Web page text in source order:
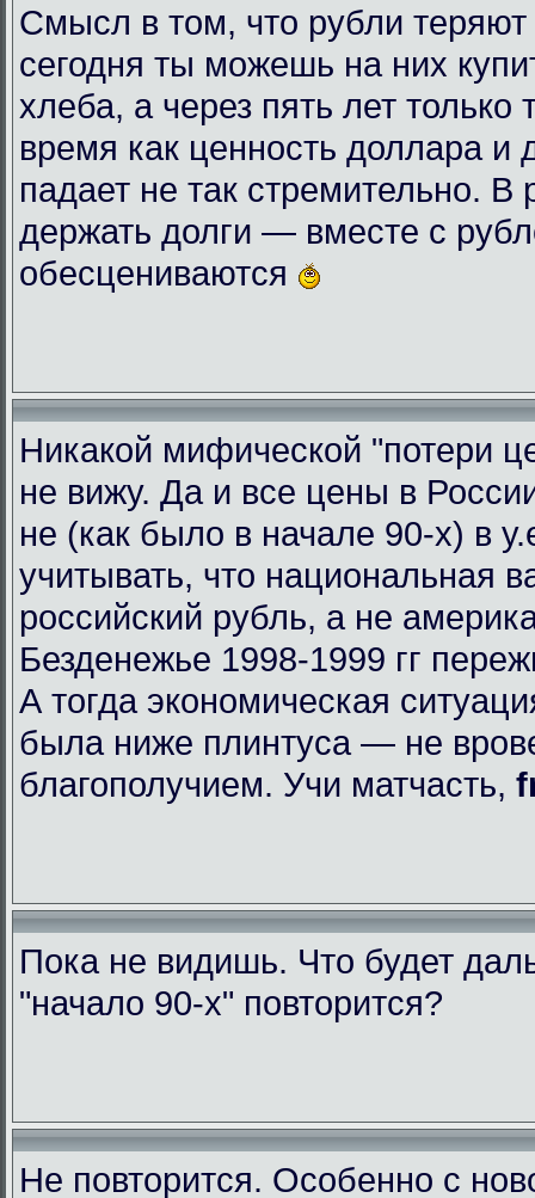
Смысл в том, что рубли теряют
сегодня ты можешь на них
хлеба, а через пять лет только
время как ценность доллара и
падает не так стремительно. В
держать долги — вместе с
обесцениваются
Никакой мифической "потери
не вижу. Да и все цены в
не (как было в начале 90-х) в
учитывать, что национальная
российский рубль, а не
Безденежье 1998-1999 гг
А тогда экономическая
была ниже плинтуса — не
благополучием. Учи матчасть,
Пока не видишь. Что будет
"начало 90-х" повторится?
Не повторится. Особенно с